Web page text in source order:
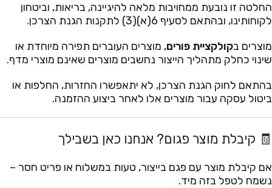
החלטה זו נובעת ממחויבות מלאה להיגיינה, בריאות, וביטחון
לקוחותינו, ובהתאם לסעיף 6(א)(3) לתקנות הגנת הצרכן.
מוצרים בקולקציית פורים, מוצרים העוברים תפירה מיוחדת או
שינוי כחלק מתהליך הייצור נחשבים מוצרים שאינם מוצרי מדף.
בהתאם לחוק הגנת הצרכן, לא יתאפשרו החזרות, החלפות או
ביטול עסקה עבור מוצרים אלו לאחר ביצוע ההזמנה.
🧾 קיבלת מוצר פגום? אנחנו כאן בשבילך
אם קיבלת מוצר עם פגם בייצור, טעות במשלוח או פריט חסר –
נשמח לטפל בזה מיד.